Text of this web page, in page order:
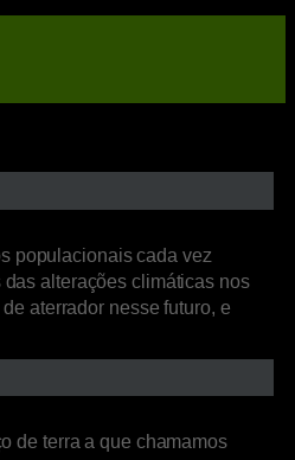
populacionais cada vez
alterações climáticas nos
aterrador nesse futuro, e
de terra a que chamamos